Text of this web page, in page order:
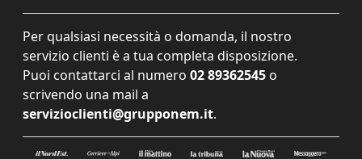
Per qualsiasi necessità o domanda, il nostro
servizio clienti è a tua completa disposizione.
Puoi contattarci al numero 02 89362545 o
scrivendo una mail a
servizioclienti@grupponem.it.